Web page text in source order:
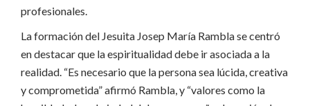
profesionales.
La formación del Jesuita Josep María Rambla se centró
en destacar que la espiritualidad debe ir asociada a la
realidad. “Es necesario que la persona sea lúcida, creativa
y comprometida” afirmó Rambla, y “valores como la